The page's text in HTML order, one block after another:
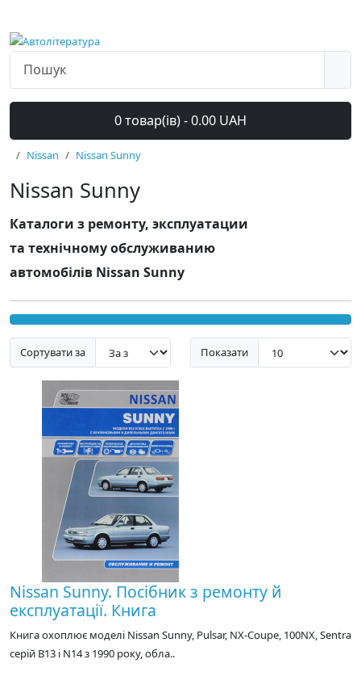
0 товар(ів) - 0.00 UAH
Nissan Nissan Sunny
Nissan Sunny
Каталоги з ремонту, эксплуатации
та технічному обслуживанию
автомобілів Nissan Sunny
Сортувати за Показати
Nissan Sunny. Посібник з ремонту й
експлуатації. Книга
Книга охоплює моделі Nissan Sunny, Pulsar, NX-Coupe, 100NX, Sentra
серій B13 і N14 з 1990 року, обла..